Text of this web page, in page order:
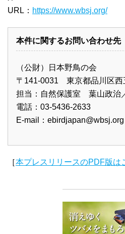
URL： https://www.wbsj.org/
本件に関するお問い合わせ先
（公財）日本野鳥の会
〒141-0031 東京都品川区西
担当：自然保護室 葉山政治
電話：03-5436-2633
E-mail： ebirdjapan@wbsj.org
［本プレスリリースのPDF版は